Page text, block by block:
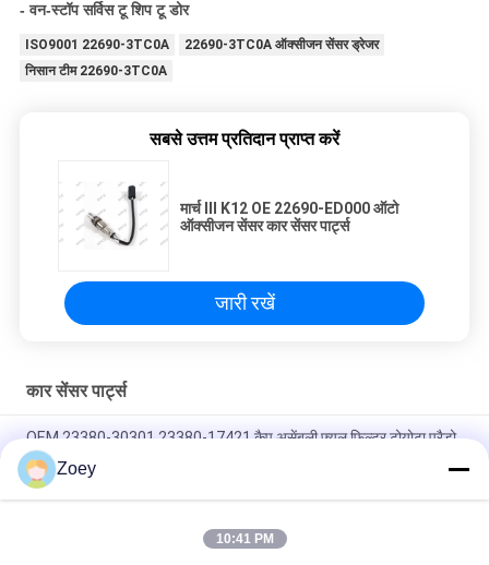
- वन-स्टॉप सर्विस टू शिप टू डोर
ISO9001 22690-3TC0A
22690-3TC0A ऑक्सीजन सेंसर ड्रेजर
निसान टीम 22690-3TC0A
सबसे उत्तम प्रतिदान प्राप्त करें
मार्च III K12 OE 22690-ED000 ऑटो
ऑक्सीजन सेंसर कार सेंसर पार्ट्स
जारी रखें
कार सेंसर पार्ट्स
OEM 23380-30301 23380-17421 कैप असेंबली फ्यूल फिल्टर टोयोटा प्रैडो
2009- के लिए
OEM CM5Z-8575-D CM5Z8575A फोर्ड ट्रांजिट/मोनडिओ के लिए थर्मोस्टेट
OEM 6C11-12K073-AC 2S7Q12K073AA फोर्ड रेंजर/ट्रांजिट वैन के लिए
Zoey
10:41 PM